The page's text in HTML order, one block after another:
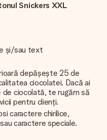
Snickers XXL
și/sau text
depășește 25 de
ciocolatei. Dacă ai
ciocolată, te rugăm să
pentru clienți.
caractere chirilice,
caractere speciale.